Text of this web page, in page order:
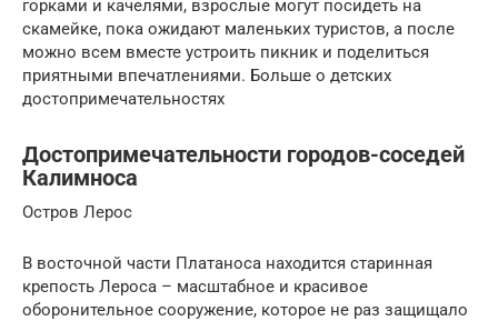
горками и качелями, взрослые могут посидеть на
скамейке, пока ожидают маленьких туристов, а после
можно всем вместе устроить пикник и поделиться
приятными впечатлениями. Больше о детских
достопримечательностях
Достопримечательности городов-соседей
Калимноса
Остров Лерос
В восточной части Платаноса находится старинная
крепость Лероса – масштабное и красивое
оборонительное сооружение, которое не раз защищало